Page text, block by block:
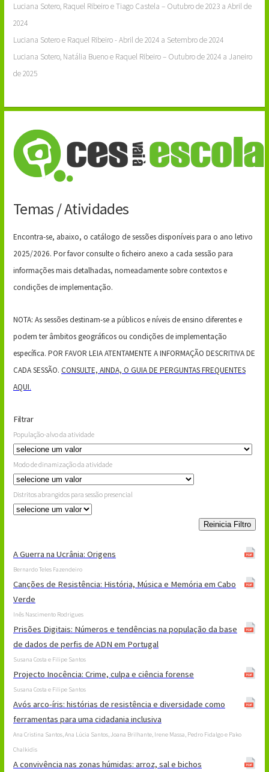
Luciana Sotero, Raquel Ribeiro e Tiago Castela – Outubro de 2023 a Abril de
2024
Luciana Sotero e Raquel Ribeiro - Abril de 2024 a Setembro de 2024
Luciana Sotero, Natália Bueno e Raquel Ribeiro – Outubro de 2024 a Janeiro
de 2025
Temas / Atividades
Encontra-se, abaixo, o catálogo de sessões disponíveis para o ano letivo
2025/2026. Por favor consulte o ficheiro anexo a cada sessão para
informações mais detalhadas, nomeadamente sobre contextos e
condições de implementação.
NOTA: As sessões destinam-se a públicos e níveis de ensino diferentes e
podem ter âmbitos geográficos ou condições de implementação
específica. POR FAVOR LEIA ATENTAMENTE A INFORMAÇÃO DESCRITIVA DE
CADA SESSÃO. CONSULTE, AINDA, O GUIA DE PERGUNTAS FREQUENTES
AQUI.
Filtrar
População-alvo da atividade
Modo de dinamização da atividade
Distritos abrangidos para sessão presencial
Reinicia Filtro
A Guerra na Ucrânia: Origens
Bernardo Teles Fazendeiro
Canções de Resistência: História, Música e Memória em Cabo
Verde
Inês Nascimento Rodrigues
Prisões Digitais: Números e tendências na população da base
de dados de perfis de ADN em Portugal
Susana Costa e Filipe Santos
Projecto Inocência: Crime, culpa e ciência forense
Susana Costa e Filipe Santos
Avós arco-íris: histórias de resistência e diversidade como
ferramentas para uma cidadania inclusiva
Ana Cristina Santos, Ana Lúcia Santos, Joana Brilhante, Irene Massa, Pedro Fidalgo e Pako
Chalkidis
A convivência nas zonas húmidas: arroz, sal e bichos